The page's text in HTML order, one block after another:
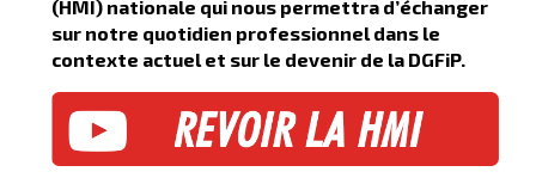
(HMI) nationale qui nous permettra d’échanger
sur notre quotidien professionnel dans le
contexte actuel et sur le devenir de la DGFiP.